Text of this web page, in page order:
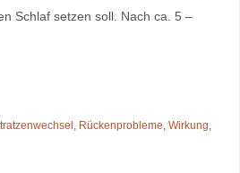
Schlaf setzen soll. Nach ca. 5 –
, Rückenprobleme, Wirkung,